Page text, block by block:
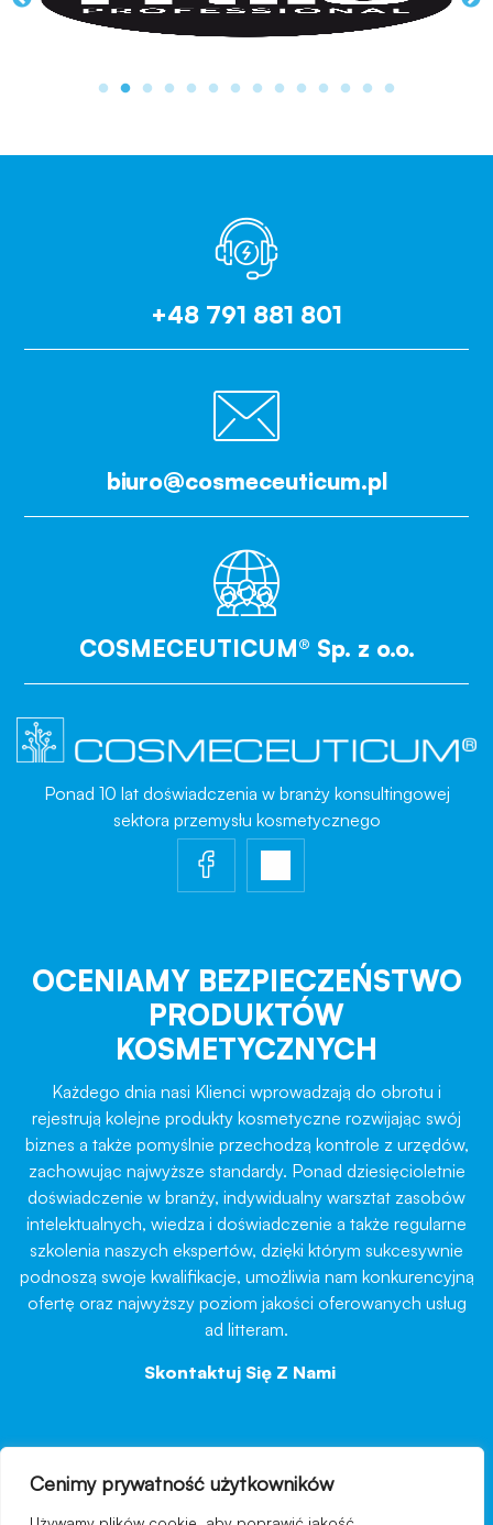
Cenimy prywatność użytkowników
+48 791 881 801
biuro@cosmeceuticum.pl
COSMECEUTICUM® Sp. z o.o.
Ponad 10 lat doświadczenia w branży konsultingowej
sektora przemysłu kosmetycznego
OCENIAMY BEZPIECZEŃSTWO
PRODUKTÓW
KOSMETYCZNYCH
Każdego dnia nasi Klienci wprowadzają do obrotu i
rejestrują kolejne produkty kosmetyczne rozwijając swój
biznes a także pomyślnie przechodzą kontrole z urzędów,
zachowując najwyższe standardy. Ponad dziesięcioletnie
doświadczenie w branży, indywidualny warsztat zasobów
intelektualnych, wiedza i doświadczenie a także regularne
szkolenia naszych ekspertów, dzięki którym sukcesywnie
podnoszą swoje kwalifikacje, umożliwia nam konkurencyjną
ofertę oraz najwyższy poziom jakości oferowanych usług
ad litteram.
Skontaktuj Się Z Nami
nawigacja